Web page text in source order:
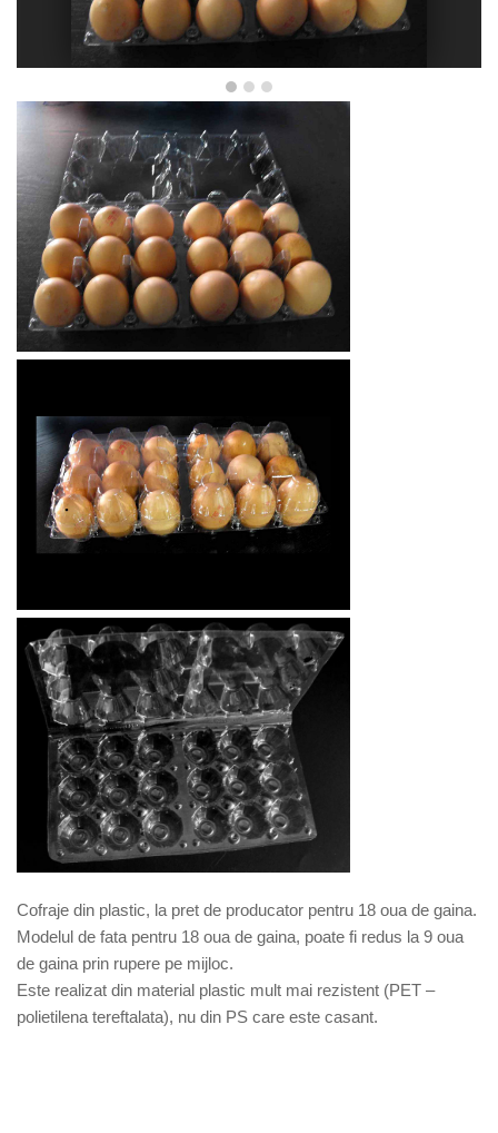
Cofraje din plastic, la pret de producator pentru 18 oua de gaina.
Modelul de fata pentru 18 oua de gaina, poate fi redus la 9 oua
de gaina prin rupere pe mijloc.
Este realizat din material plastic mult mai rezistent (PET –
polietilena tereftalata), nu din PS care este casant.